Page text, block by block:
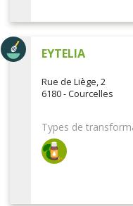
EYTELIA
Rue de Liège, 2
6180 - Courcelles
Types de